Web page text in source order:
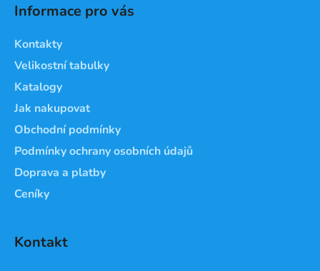
Informace pro vás
Kontakty
Velikostní tabulky
Katalogy
Jak nakupovat
Obchodní podmínky
Podmínky ochrany osobních údajů
Doprava a platby
Ceníky
Kontakt